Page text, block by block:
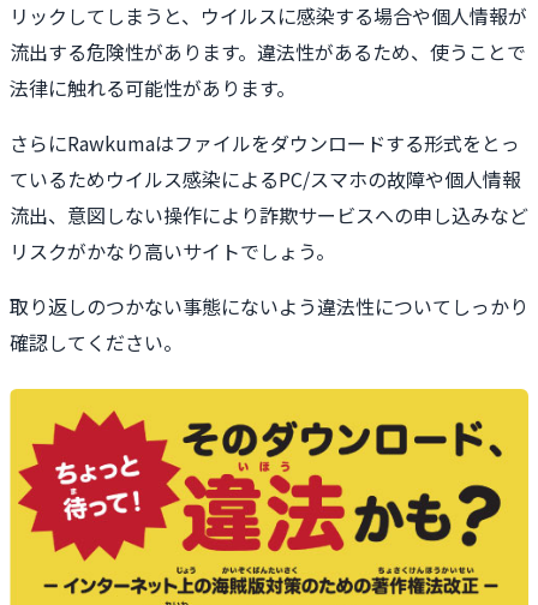
リックしてしまうと、ウイルスに感染する場合や個人情報が
流出する危険性があります。違法性があるため、使うことで
法律に触れる可能性があります。
さらにRawkumaはファイルをダウンロードする形式をとっ
ているためウイルス感染によるPC/スマホの故障や個人情報
流出、意図しない操作により詐欺サービスへの申し込みなど
リスクがかなり高いサイトでしょう。
取り返しのつかない事態にないよう違法性についてしっかり
確認してください。